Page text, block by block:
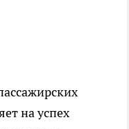
на успех